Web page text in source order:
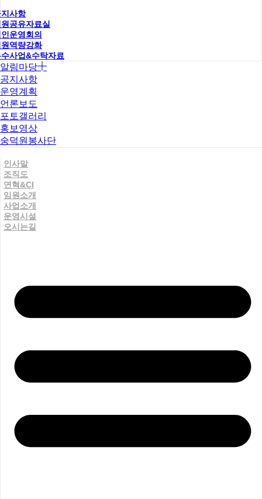
사항
공유자료실
운영회의
역량강화
사업&수탁자료
알림마당
공지사항
운영계획
언론보도
포토갤러리
홍보영상
숭덕원봉사단
인사말
조직도
연혁&CI
임원소개
사업소개
운영시설
오시는길